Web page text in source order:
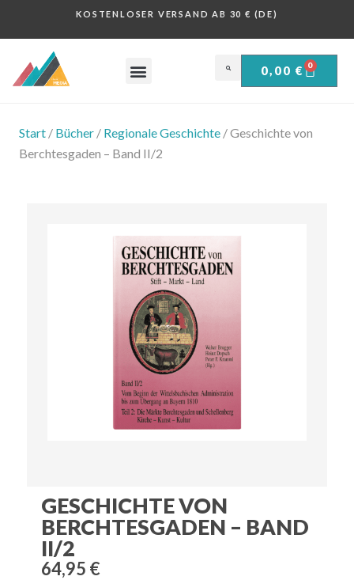
KOSTENLOSER VERSAND AB 30 € (DE)
0,00 € 0
Start / Bücher / Regionale Geschichte / Geschichte von
Berchtesgaden – Band II/2
GESCHICHTE VON
BERCHTESGADEN – BAND
II/2
64,95 €